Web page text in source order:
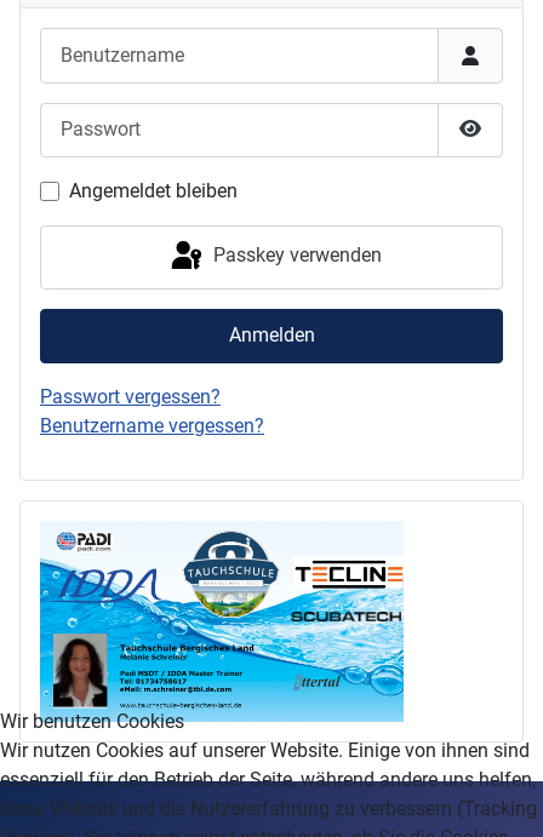
Angemeldet bleiben
Passkey verwenden
Anmelden
Passwort vergessen?
Benutzername vergessen?
Wir benutzen Cookies
Wir nutzen Cookies auf unserer Website. Einige von ihnen sind
essenziell für den Betrieb der Seite, während andere uns helfen,
diese Website und die Nutzererfahrung zu verbessern (Tracking